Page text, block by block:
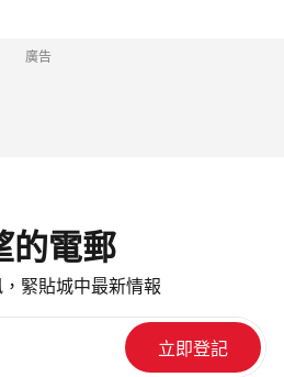
廣告
的電郵
緊貼城中最新情報